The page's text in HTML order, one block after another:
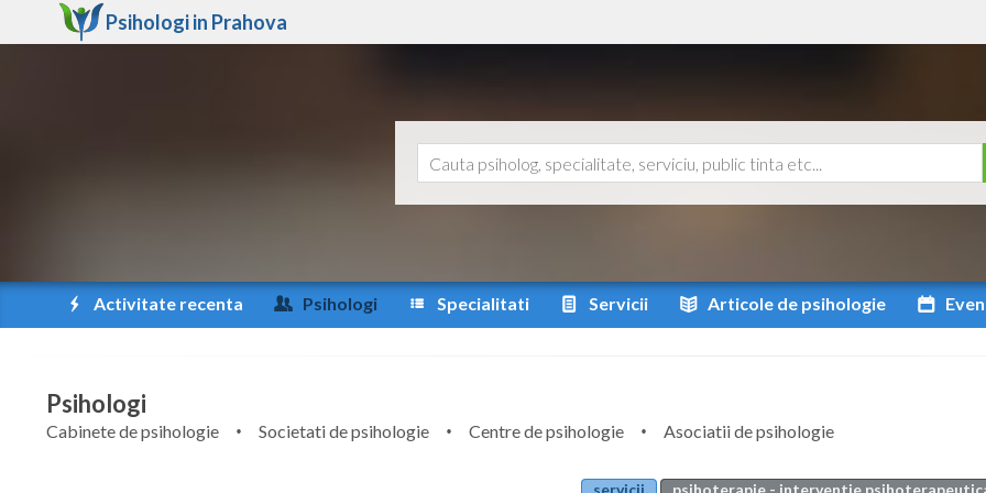
Psihologi in Prahova
Activitate recenta Psihologi Specialitati Servicii Articole de psihologie
Psihologi
Cabinete de psihologie Societati de psihologie Centre de psihologie
Asociatii de psihologie
servicii
psihoterapie - interventie